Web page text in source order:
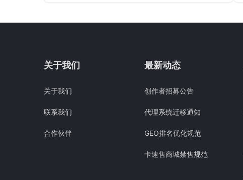
关于我们
关于我们
联系我们
合作伙伴
最新动态
创作者招募公告
代理系统迁移通知
GEO排名优化规范
卡速售商城禁售规范